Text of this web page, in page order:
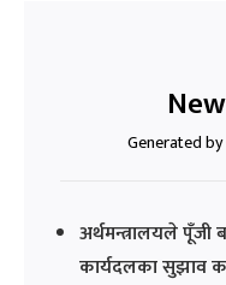
Generated
अर्थमन्त्रालयले पूँजी
कार्यदलका सुझाव